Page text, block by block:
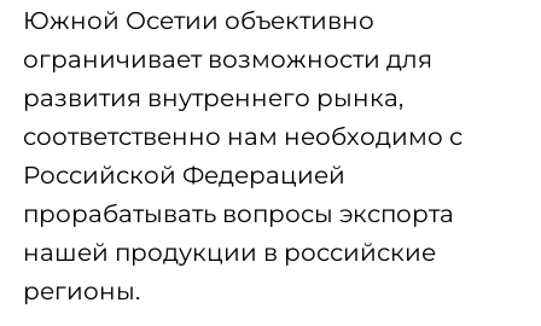
Южной Осетии объективно
ограничивает возможности для
развития внутреннего рынка,
соответственно нам необходимо с
Российской Федерацией
прорабатывать вопросы экспорта
нашей продукции в российские
регионы.